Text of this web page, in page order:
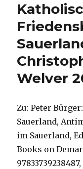
Welver
Zu: Peter
Sauerland,
im Sauerland,
Books on